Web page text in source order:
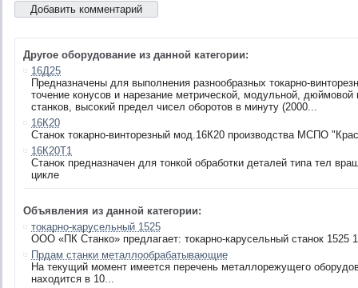
Другое оборудование из данной категории:
16Д25
Предназначены для выполнения разнообразных токарно-
точение конусов и нарезание метрической, модульной, дюймовой
станков, высокий предел чисел оборотов в минуту (2000...
16К20
Cтанок токарно-винторезный мод.16К20 производства МСПО
16К20Т1
Станок предназначен для тонкой обработки деталей типа тел
цикле
Объявления из данной категории:
токарно-карусельный 1525
ООО «ПК Станко» предлагает: токарно-карусельный станок 1525
Прдам станки металлообрабатывающие
На текущий момент имеется перечень металлорежущего
находится в 10...